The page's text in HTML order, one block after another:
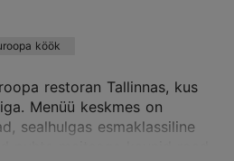
köök
restoran Tallinnas, kus
Menüü keskmes on
sealhulgas esmaklassiline